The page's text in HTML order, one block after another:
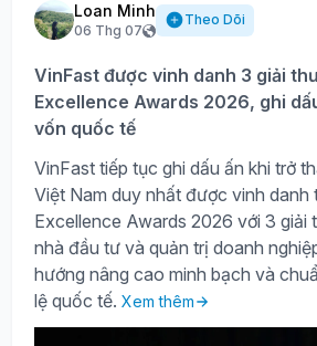
Loan Minh
06 Thg 07
Theo Dõi
VinFast được vinh danh 3 giải
Excellence Awards 2026, ghi
vốn quốc tế
VinFast tiếp tục ghi dấu ấn khi trở
Việt Nam duy nhất được vinh danh
Excellence Awards 2026 với 3 giải
nhà đầu tư và quản trị doanh
hướng nâng cao minh bạch và
lệ quốc tế. Xem thêm